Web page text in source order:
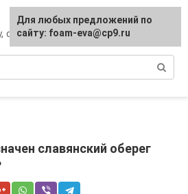
сны и гадания
славянский оберег
Для любых предложений по
сайту: foam-eva@cp9.ru